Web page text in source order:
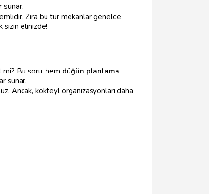
Zira bu tür mekanlar genelde
sizin elinizde!
mi? Bu soru, hem düğün planlama
sunar.
Ancak, kokteyl organizasyonları daha